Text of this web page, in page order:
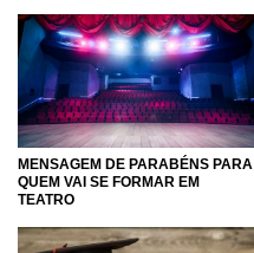
MENSAGEM DE PARABÉNS PARA
QUEM VAI SE FORMAR EM
TEATRO